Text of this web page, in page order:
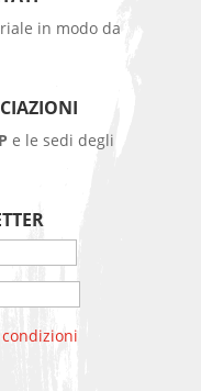
in modo da
e le sedi degli